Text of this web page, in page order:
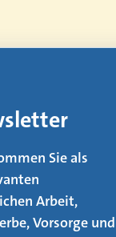
es dafür alles
in unserem
vier neuen